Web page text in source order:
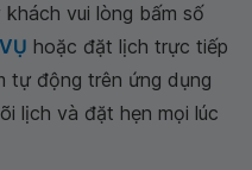
vui lòng bấm số
hoặc đặt lịch trực tiếp
tự động trên ứng dụng
lịch và đặt hẹn mọi lúc